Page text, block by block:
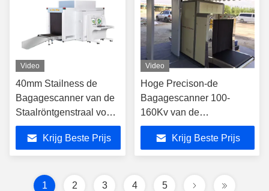
Video
40mm Stailness de
Bagagescanner van de
Staalröntgenstraal voor
Luchthaven en
MetropostKrijg Beste Prijs
Video
Hoge Precison-de
Bagagescanner 100-
160Kv van de
Veiligheidsröntgenstraal
met de Maximum Lading
van 200kg
Krijg Beste Prijs
1 2 3 4 5